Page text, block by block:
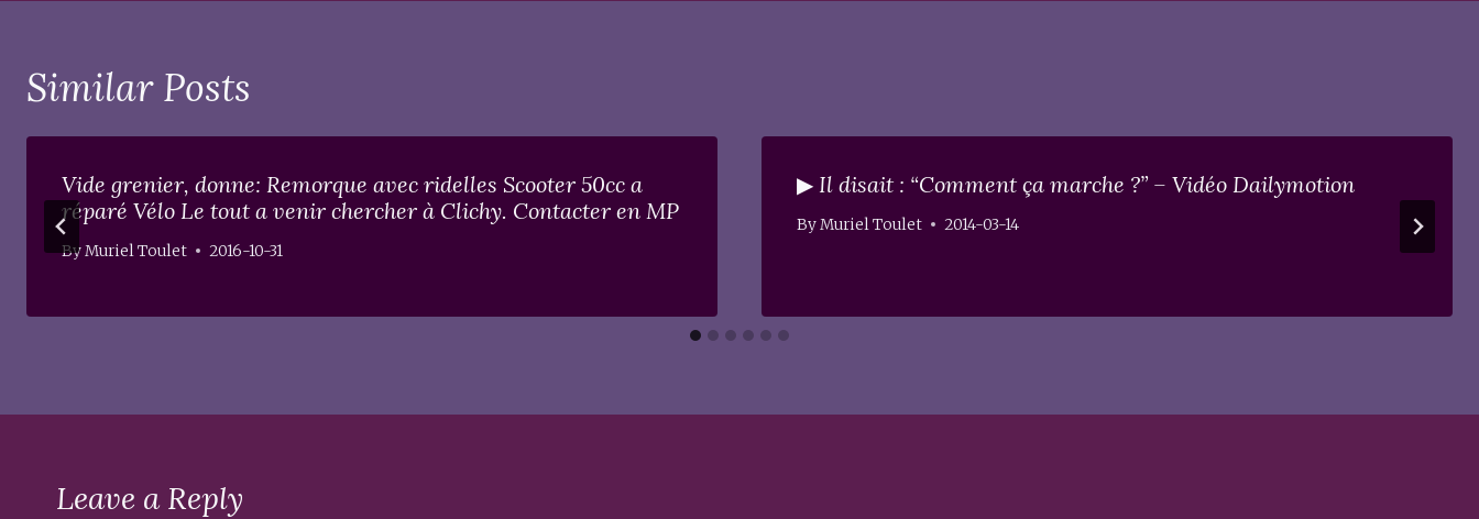
Similar Posts
Vide grenier, donne: Remorque avec ridelles Scooter 50cc a
réparé Vélo Le tout a venir chercher à Clichy. Contacter en MP
ByMuriel Toulet 2016-10-31
▶ Il disait : “Comment ça marche ?” – Vidéo Dailymotion
ByMuriel Toulet 2014-03-14
Leave a Reply